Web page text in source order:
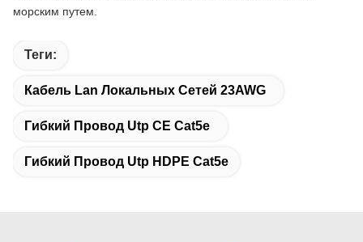
морским путем.
Теги:
Кабель Lan Локальных Сетей 23AWG
Гибкий Провод Utp CE Cat5e
Гибкий Провод Utp HDPE Cat5e